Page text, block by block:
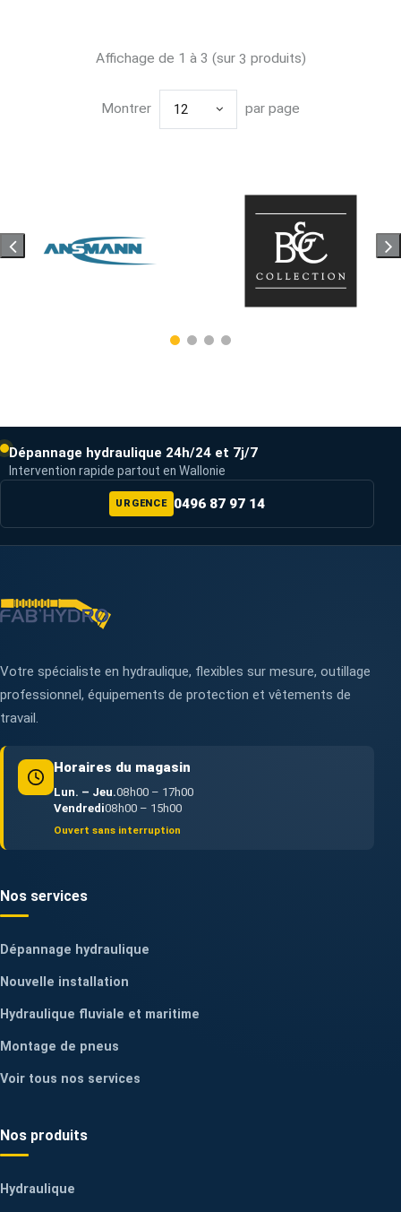
Affichage de 1 à 3 (sur 3 produits)
Montrer 12 par page
Dépannage hydraulique 24h/24 et 7j/7
Intervention rapide partout en Wallonie
URGENCE 0496 87 97 14
Votre spécialiste en hydraulique, flexibles sur mesure, outillage
professionnel, équipements de protection et vêtements de
travail.
Horaires du magasin
Lun. – Jeu.08h00 – 17h00
Vendredi08h00 – 15h00
Ouvert sans interruption
Nos services
Dépannage hydraulique
Nouvelle installation
Hydraulique fluviale et maritime
Montage de pneus
Voir tous nos services
Nos produits
Hydraulique